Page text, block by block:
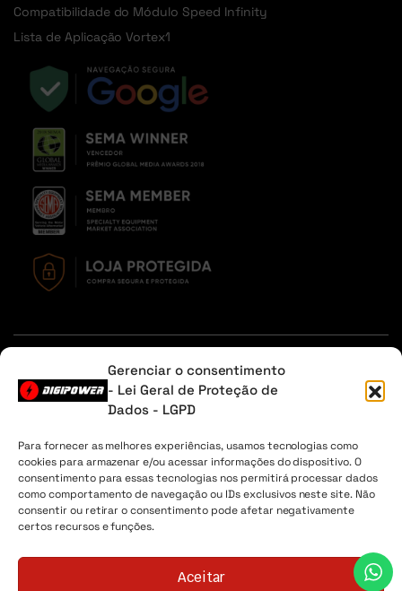
Gerenciar o consentimento
- Lei Geral de Proteção de
Dados - LGPD
Para fornecer as melhores experiências, usamos tecnologias como
cookies para armazenar e/ou acessar informações do dispositivo. O
consentimento para essas tecnologias nos permitirá processar dados
como comportamento de navegação ou IDs exclusivos neste site. Não
consentir ou retirar o consentimento pode afetar negativamente
certos recursos e funções.
Aceitar
Compatibilidade do Módulo Speed Infinity
Lista de Aplicação Vortex1
ou na aba contato.
Sobre Nós Minha Conta Envio Lista de desejos
Digipower® - 2026 Todos os direitos reservados. CNPJ
04.225.147/0001-30